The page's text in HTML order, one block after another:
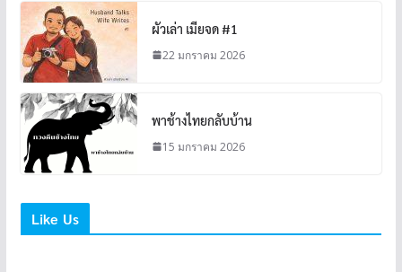
ผัวเล่า เมียจด #1
22 มกราคม 2026
พาช้างไทยกลับบ้าน
15 มกราคม 2026
Like Us